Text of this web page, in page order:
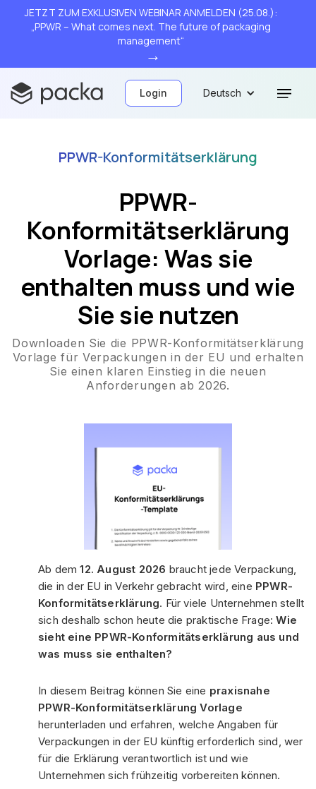
JETZT ZUM EXKLUSIVEN WEBINAR ANMELDEN (25.08.):
„PPWR – What comes next. The future of packaging
management“
→
Login Deutsch
PPWR-Konformitätserklärung
PPWR-
Konformitätserklärung
Vorlage: Was sie
enthalten muss und wie
Sie sie nutzen
Downloaden Sie die PPWR-Konformitätserklärung
Vorlage für Verpackungen in der EU und erhalten
Sie einen klaren Einstieg in die neuen
Anforderungen ab 2026.
Ab dem12. August 2026 braucht jede Verpackung,
die in der EU in Verkehr gebracht wird, eine PPWR-
Konformitätserklärung. Für viele Unternehmen stellt
sich deshalb schon heute die praktische Frage:Wie
sieht eine PPWR-Konformitätserklärung aus und
was muss sie enthalten?
In diesem Beitrag können Sie eine praxisnahe
PPWR-Konformitätserklärung Vorlage
herunterladen und erfahren, welche Angaben für
Verpackungen in der EU künftig erforderlich sind, wer
für die Erklärung verantwortlich ist und wie
Unternehmen sich frühzeitig vorbereiten können.